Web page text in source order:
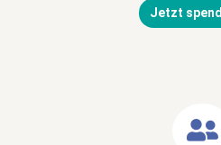
Jetzt